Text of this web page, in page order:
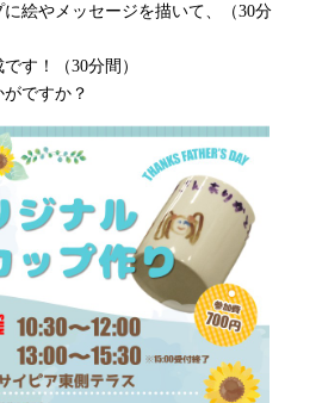
絵やメッセージを描いて、（30分
す！（30分間）
ですか？